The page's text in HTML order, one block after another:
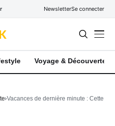
NewsletterSe connecter
Voyage & Découverte
Vacances de dernière minute : Cette